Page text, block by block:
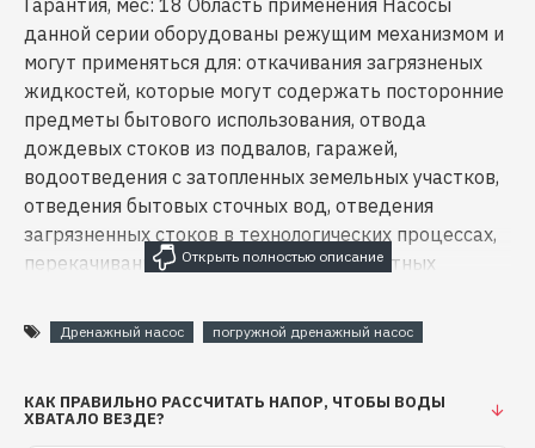
Гарантия, мес: 18 Область применения Насосы
данной серии оборудованы режущим механизмом и
могут применяться для: откачивания загрязненых
жидкостей, которые могут содержать посторонние
предметы бытового использования, отвода
дождевых стоков из подвалов, гаражей,
водоотведения с затопленных земельных участков,
отведения бытовых сточных вод, отведения
загрязненных стоков в технологических процессах,
перекачивания воды на небольших очистных
чугун/нержавеющая сталь AISI 304 Вал двигателя:
нержавеющая сталь AISI 304 Рабочее колесо: чугун
выключатель обеспечивает автоматическое
включение и выключение насосов данной серии в
Дренажный насос погружной дренажный насос
КАК ПРАВИЛЬНО РАССЧИТАТЬ НАПОР, ЧТОБЫ ВОДЫ
ХВАТАЛО ВЕЗДЕ?